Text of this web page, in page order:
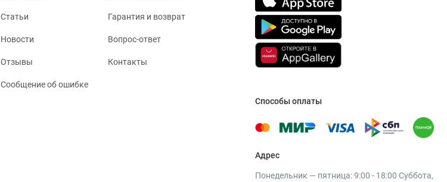
Статьи Гарантия и возврат
Новости Вопрос-ответ
Отзывы Контакты
Сообщение об ошибке
Способы оплаты
Адрес
Понедельник — пятница: 9:00 - 18:00 Суббота,